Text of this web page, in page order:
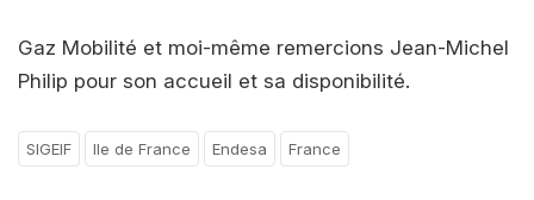
Gaz Mobilité et moi-même remercions Jean-Michel
Philip pour son accueil et sa disponibilité.
SIGEIF Ile de France Endesa France